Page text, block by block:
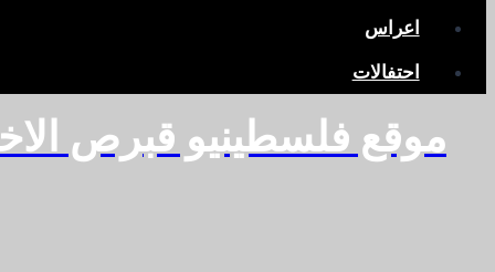
اعراس
احتفالات
موقع فلسطينيو قبرص